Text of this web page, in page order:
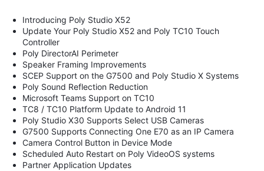
Introducing Poly Studio X52
Update Your Poly Studio X52 and Poly TC10 Touch
Controller
Poly DirectorAI Perimeter
Speaker Framing Improvements
SCEP Support on the G7500 and Poly Studio X Systems
Poly Sound Reflection Reduction
Microsoft Teams Support on TC10
TC8 / TC10 Platform Update to Android 11
Poly Studio X30 Supports Select USB Cameras
G7500 Supports Connecting One E70 as an IP Camera
Camera Control Button in Device Mode
Scheduled Auto Restart on Poly VideoOS systems
Partner Application Updates